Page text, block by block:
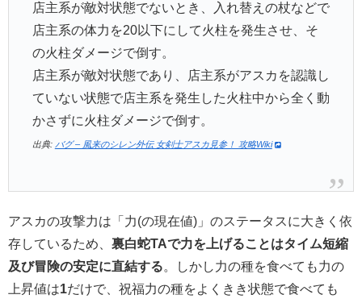
店主系が敵対状態でないとき、入れ替えの杖などで
店主系の体力を20以下にして火柱を発生させ、そ
の火柱ダメージで倒す。
店主系が敵対状態であり、店主系がアスカを認識し
ていない状態で店主系を発生した火柱中から全く動
かさずに火柱ダメージで倒す。
出典: バグ – 風来のシレン外伝 女剣士アスカ見参！ 攻略Wiki
アスカの攻撃力は「力(の現在値)」のステータスに大きく依
存しているため、 裏白蛇TAで力を上げることはタイム短縮
及び冒険の安定に直結する。しかし力の種を食べても力の
上昇値は1だけで、祝福力の種をよくきき状態で食べても